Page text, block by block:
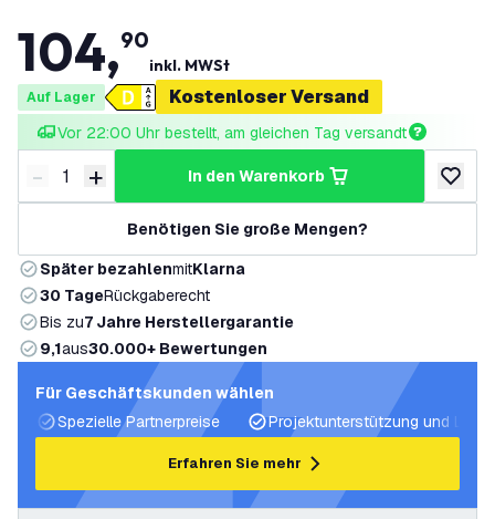
104,90
inkl. MWSt
Auf Lager Kostenloser Versand
Vor 22:00 Uhr bestellt, am gleichen Tag versandt
Menge verringern
- Menge erhöhen
+ in den Warenkorb
zur
Benötigen Sie große Mengen?
Später bezahlenmitKlarna
30 TageRückgaberecht
Bis zu7 Jahre Herstellergarantie
9,1aus30.000+ Bewertungen
Für Geschäftskunden wählen
Spezielle Partnerpreise
Projektunterstützung und
Erfahren Sie mehr